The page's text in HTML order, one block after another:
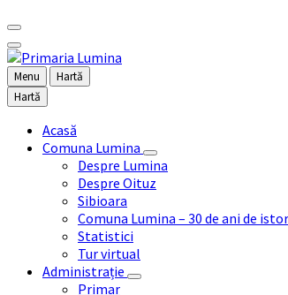
Menu
Hartă
Hartă
Acasă
Comuna Lumina
Despre Lumina
Despre Oituz
Sibioara
Comuna Lumina – 30 de ani de
Statistici
Tur virtual
Administrație
Primar